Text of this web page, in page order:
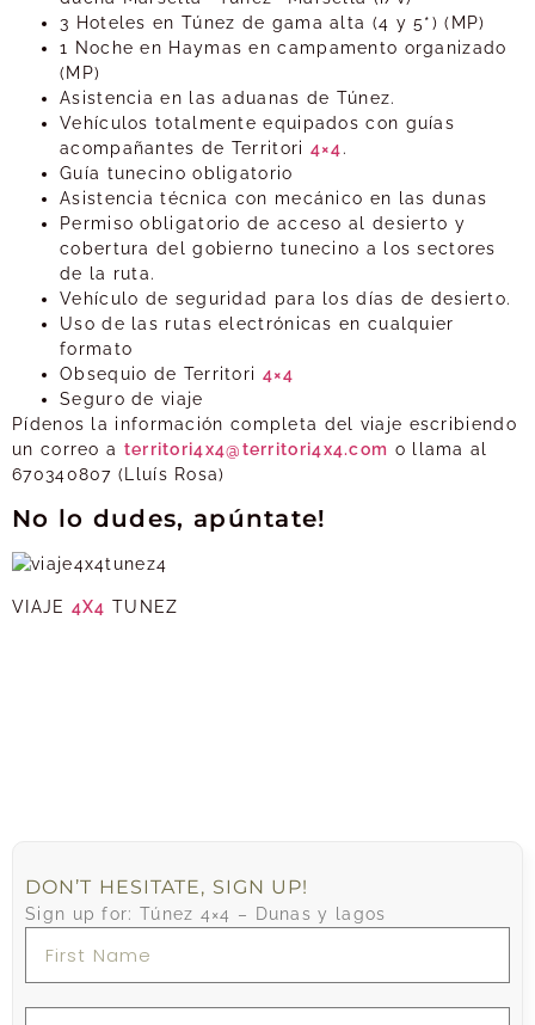
3 Hoteles en Túnez de gama alta (4 y 5*) (MP)
1 Noche en Haymas en campamento organizado
(MP)
Asistencia en las aduanas de Túnez.
Vehículos totalmente equipados con guías
acompañantes de Territori 4×4.
Guía tunecino obligatorio
Asistencia técnica con mecánico en las dunas
Permiso obligatorio de acceso al desierto y
cobertura del gobierno tunecino a los sectores
de la ruta.
Vehículo de seguridad para los días de desierto.
Uso de las rutas electrónicas en cualquier
formato
Obsequio de Territori 4×4
Seguro de viaje
Pídenos la información completa del viaje escribiendo
un correo a territori4x4@territori4x4.com o llama al
670340807 (Lluís Rosa)
No lo dudes, apúntate!
VIAJE 4X4 TUNEZ
DON’T HESITATE, SIGN UP!
Sign up for: Túnez 4×4 – Dunas y lagos